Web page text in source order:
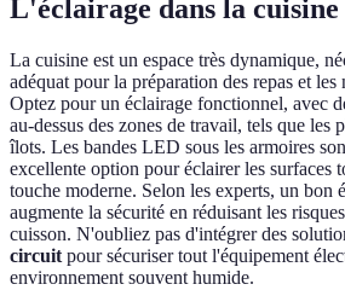
L'éclairage dans la cuisine
La cuisine est un espace très dynamique,
adéquat pour la préparation des repas et
Optez pour un éclairage fonctionnel, avec
au-dessus des zones de travail, tels que les
îlots. Les bandes LED sous les armoires
excellente option pour éclairer les surfaces
touche moderne. Selon les experts, un bon
augmente la sécurité en réduisant les
cuisson. N'oubliez pas d'intégrer des
circuit pour sécuriser tout l'équipement
environnement souvent humide.